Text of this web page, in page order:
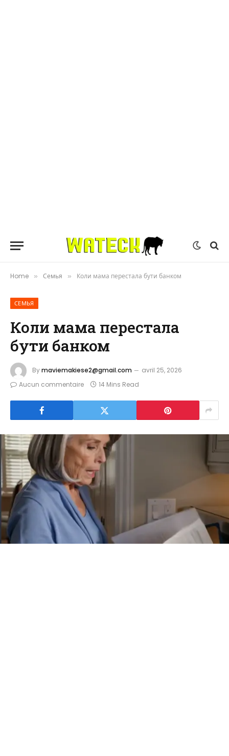
Home » Семья » Коли мама перестала бути банком
СЕМЬЯ
Коли мама перестала
бути банком
Bymaviemakiese2@gmail.com
avril 25, 2026
Aucun commentaire
14 Mins Read